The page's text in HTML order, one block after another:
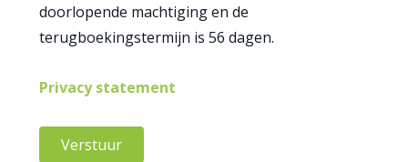
doorlopende machtiging en de
terugboekingstermijn is 56 dagen.
Privacy statement